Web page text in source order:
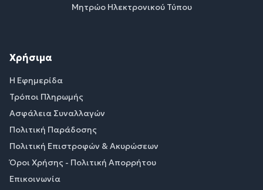
Μητρώο Ηλεκτρονικού Τύπου
Χρήσιμα
Η Εφημερίδα
Τρόποι Πληρωμής
Ασφάλεια Συναλλαγών
Πολιτική Παράδοσης
Πολιτική Επιστροφών & Ακυρώσεων
Όροι Χρήσης - Πολιτική Απορρήτου
Επικοινωνία